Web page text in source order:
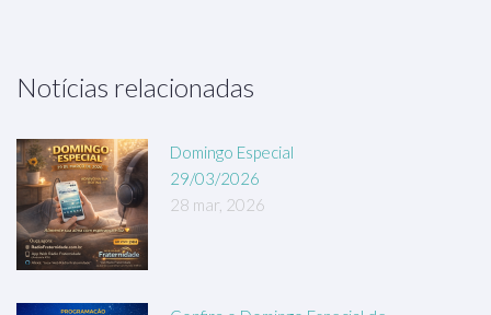
Notícias relacionadas
Domingo Especial
29/03/2026
28 mar, 2026